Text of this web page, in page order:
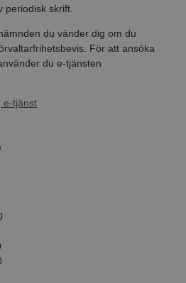
periodisk skrift.
du vänder dig om du
För att ansöka
du e-tjänsten
e-tjänst